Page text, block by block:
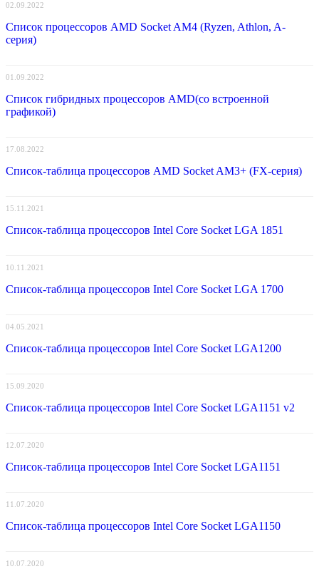
02.09.2022
Список процессоров AMD Socket AM4 (Ryzen, Athlon, A-
серия)
01.09.2022
Список гибридных процессоров AMD(со встроенной
графикой)
17.08.2022
Список-таблица процессоров AMD Socket AM3+ (FX-серия)
15.11.2021
Список-таблица процессоров Intel Core Socket LGA 1851
10.11.2021
Список-таблица процессоров Intel Core Socket LGA 1700
04.05.2021
Список-таблица процессоров Intel Core Socket LGA1200
15.09.2020
Список-таблица процессоров Intel Core Socket LGA1151 v2
12.07.2020
Список-таблица процессоров Intel Core Socket LGA1151
11.07.2020
Список-таблица процессоров Intel Core Socket LGA1150
10.07.2020